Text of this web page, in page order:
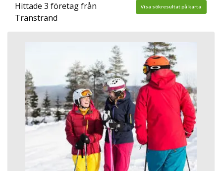
Hittade 3 företag från
Transtrand
Visa sökresultat på karta